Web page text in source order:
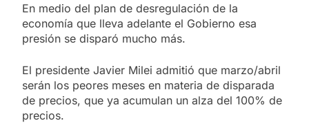
En medio del plan de desregulación de la
economía que lleva adelante el Gobierno esa
presión se disparó mucho más.
El presidente Javier Milei admitió que marzo/abril
serán los peores meses en materia de disparada
de precios, que ya acumulan un alza del 100% de
precios.